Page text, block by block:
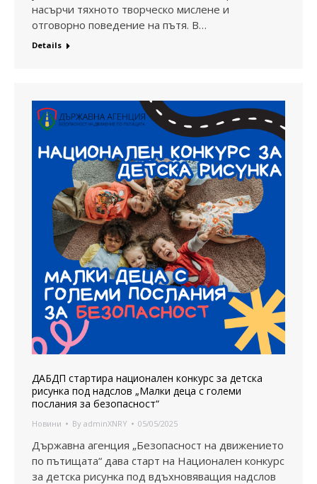
насърчи тяхното творческо мислене и
отговорно поведение на пътя. В…
Details
ДАБДП стартира национален конкурс за детска
рисунка под надслов „Малки деца с големи
послания за безопасност“
Новини By adminXNRY 05/05/2025
Държавна агенция „Безопасност на движението
по пътищата“ дава старт на Национален конкурс
за детска рисунка под вдъхновяващия надслов